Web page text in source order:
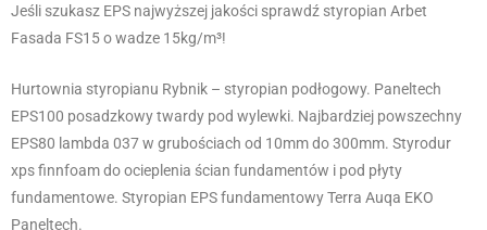
Jeśli szukasz EPS najwyższej jakości sprawdź styropian Arbet
Fasada FS15 o wadze 15kg/m³!
Hurtownia styropianu Rybnik – styropian podłogowy. Paneltech
EPS100 posadzkowy twardy pod wylewki. Najbardziej powszechny
EPS80 lambda 037 w grubościach od 10mm do 300mm. Styrodur
xps finnfoam do ocieplenia ścian fundamentów i pod płyty
fundamentowe. Styropian EPS fundamentowy Terra Auqa EKO
Paneltech.